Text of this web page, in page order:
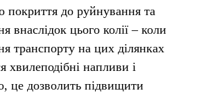
покриття до руйнування та
внаслідок цього колії – коли
транспорту на цих ділянках
хвилеподібні напливи і
це дозволить підвищити